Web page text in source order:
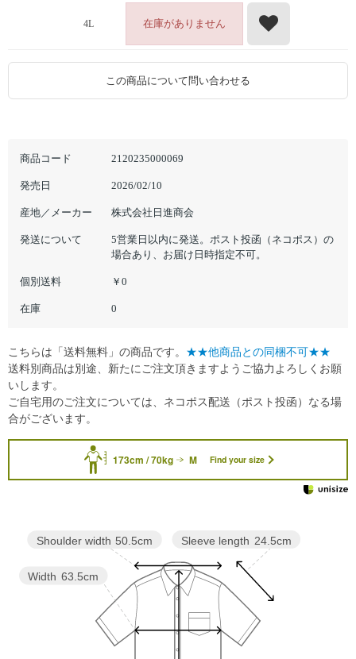
商品コード 2120235000069
発売日 2026/02/10
産地／メーカー 株式会社日進商会
発送について
5営業日以内に発送。ポスト投函（ネコポス）の
場合あり、お届け日時指定不可。
個別送料 ￥0
在庫 0
4L 在庫がありません
この商品について問い合わせる
173cm / 70kg M Find your size
Sleeve length 24.5cm
Width 63.5cm
Shoulder width 50.5cm
こちらは「送料無料」の商品です。 ★★他商品との同梱不可★★
送料別商品は別途、新たにご注文頂きますようご協力よろしくお願
いします。
ご自宅用のご注文については、ネコポス配送（ポスト投函）なる場
合がございます。